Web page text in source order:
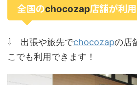
全国のchocozap店舗が利
⇩ 出張や旅先でchocozapの店
こでも利用できます！